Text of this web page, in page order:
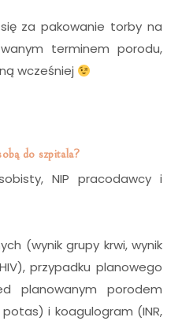
za pakowanie torby na
terminem porodu,
wcześniej
do szpitala?
NIP pracodawcy i
(wynik grupy krwi, wynik
przypadku planowego
planowanym porodem
i koagulogram (INR,